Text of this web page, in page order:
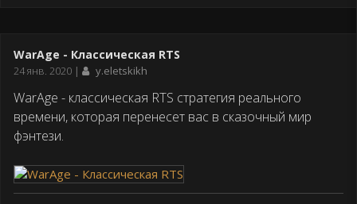
WarAge - Классическая RTS
Дата
24 янв. 2020 y.eletskikh
WarАge - классическая RTS стратегия реального
времени, которая перенесет вас в сказочный мир
фэнтези.